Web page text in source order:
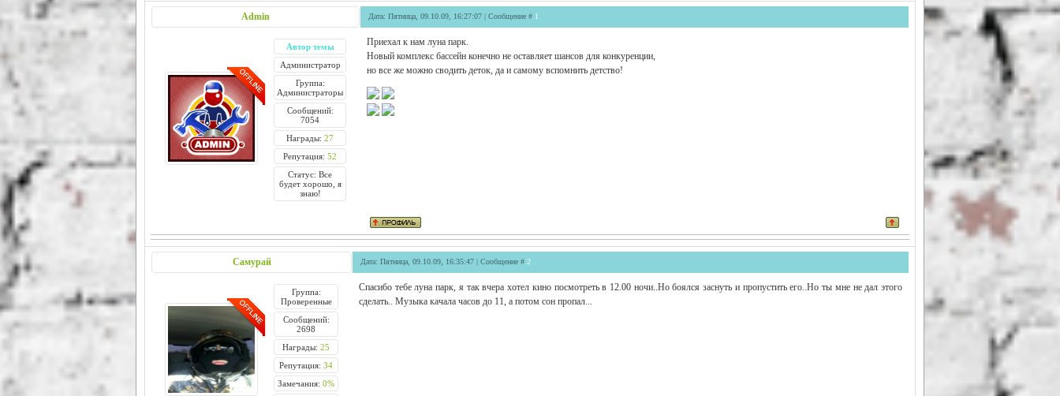
Admin Дата: Пятница, 09.10.09, 16:27:07 | Сообщение # 1
Автор темы
Администратор
Группа:
Администраторы
Сообщений:
7054
Награды: 27
Репутация: 52
Статус: Все
будет хорошо, я
знаю!
Приехал к нам луна парк.
Новый комплекс бассейн конечно не оставляет шансов для конкуренции,
но все же можно сводить деток, да и самому вспомнить детство!
Самурай Дата: Пятница, 09.10.09, 16:35:47 | Сообщение # 2
Группа:
Проверенные
Сообщений:
2698
Награды: 25
Репутация: 34
Замечания: 0%
Спасибо тебе луна парк, я так вчера хотел кино посмотреть в 12.00 ночи..Но боялся заснуть и пропустить его..Но ты мне не дал этого
сделать.. Музыка качала часов до 11, а потом сон пропал...